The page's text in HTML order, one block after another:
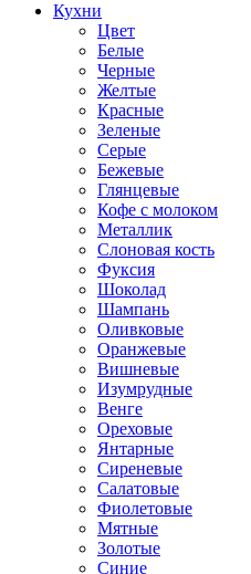
Кухни
Цвет
Белые
Черные
Желтые
Красные
Зеленые
Серые
Бежевые
Глянцевые
Кофе с молоком
Металлик
Слоновая кость
Фуксия
Шоколад
Шампань
Оливковые
Оранжевые
Вишневые
Изумрудные
Венге
Ореховые
Янтарные
Сиреневые
Салатовые
Фиолетовые
Мятные
Золотые
Синие